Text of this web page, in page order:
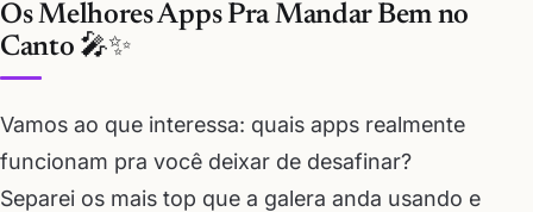
Os Melhores Apps Pra Mandar Bem no
Canto 🎤✨
Vamos ao que interessa: quais apps realmente
funcionam pra você deixar de desafinar?
Separei os mais top que a galera anda usando e